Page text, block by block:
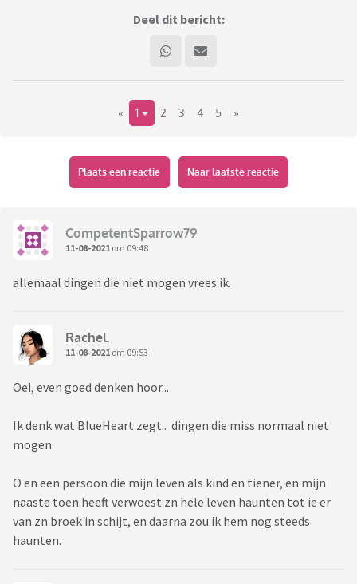
Deel dit bericht:
« 1 2 3 4 5 »
Plaats een reactie Naar laatste reactie
CompetentSparrow79
11-08-2021 om 09:48
allemaal dingen die niet mogen vrees ik.
Rachel.
11-08-2021 om 09:53
Oei, even goed denken hoor...
Ik denk wat BlueHeart zegt.. dingen die miss normaal niet
mogen.
O en een persoon die mijn leven als kind en tiener, en mijn
naaste toen heeft verwoest zn hele leven haunten tot ie er
van zn broek in schijt, en daarna zou ik hem nog steeds
haunten.